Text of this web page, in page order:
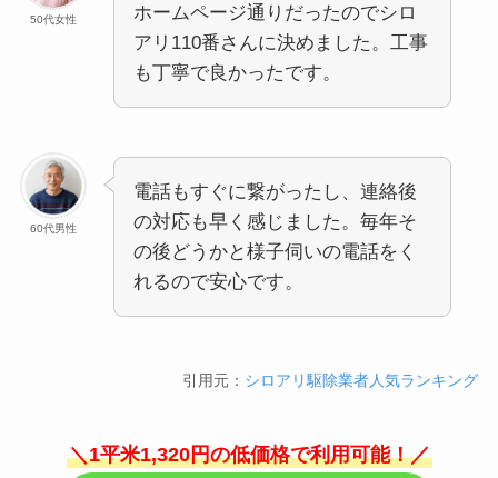
50代女性
ホームページ通りだったのでシロ
アリ110番さんに決めました。工事
も丁寧で良かったです。
60代男性
電話もすぐに繋がったし、連絡後
の対応も早く感じました。毎年そ
の後どうかと様子伺いの電話をく
れるので安心です。
引用元： シロアリ駆除業者人気ランキング
＼1平米1,320円の低価格で利用可能！／